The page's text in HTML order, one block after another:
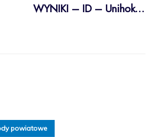
WYNIKI – ID – Unihokej chłopców
powiatowe